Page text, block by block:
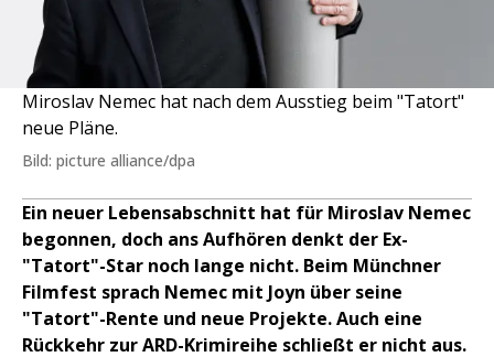
Miroslav Nemec hat nach dem Ausstieg beim "Tatort"
neue Pläne.
Bild: picture alliance/dpa
Ein neuer Lebensabschnitt hat für Miroslav Nemec
begonnen, doch ans Aufhören denkt der Ex-
"Tatort"-Star noch lange nicht. Beim Münchner
Filmfest sprach Nemec mit Joyn über seine
"Tatort"-Rente und neue Projekte. Auch eine
Rückkehr zur ARD-Krimireihe schließt er nicht aus.